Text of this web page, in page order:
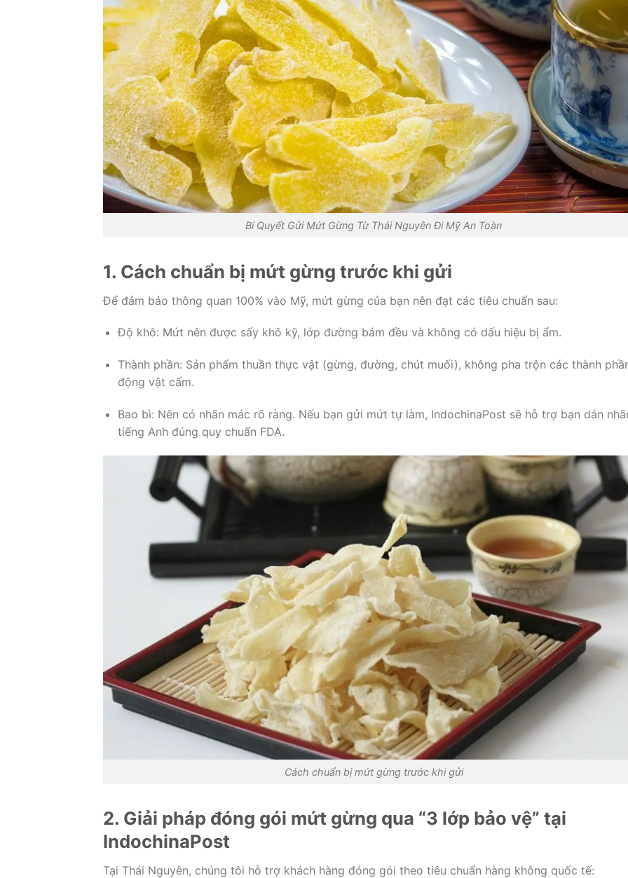
Bí Quyết Gửi Mứt Gừng Từ Thái Nguyên Đi Mỹ An Toàn
1. Cách chuẩn bị mứt gừng trước khi gửi
Để đảm bảo thông quan 100% vào Mỹ, mứt gừng của bạn nên đạt các tiêu chuẩn sau:
Độ khô: Mứt nên được sấy khô kỹ, lớp đường bám đều và không có dấu hiệu bị ẩm.
Thành phần: Sản phẩm thuần thực vật (gừng, đường, chút muối), không pha trộn các thành
động vật cấm.
Bao bì: Nên có nhãn mác rõ ràng. Nếu bạn gửi mứt tự làm, IndochinaPost sẽ hỗ trợ bạn dán
tiếng Anh đúng quy chuẩn FDA.
Cách chuẩn bị mứt gừng trước khi gửi
2. Giải pháp đóng gói mứt gừng qua “3 lớp bảo vệ” tại
IndochinaPost
Tại Thái Nguyên, chúng tôi hỗ trợ khách hàng đóng gói theo tiêu chuẩn hàng không quốc tế: